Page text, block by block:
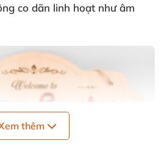
co dãn linh hoạt như âm
thêm